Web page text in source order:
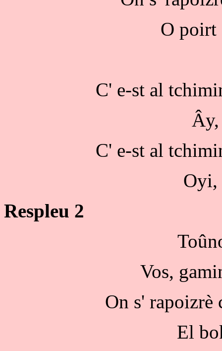
O poirt
C' e-st al
C' e-st al
Oyi,
Respleu 2
Vos,
On s'
El